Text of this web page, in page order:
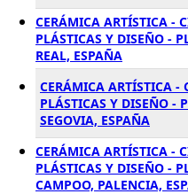
CERÁMICA ARTÍSTICA -
PLÁSTICAS Y DISEÑO -
REAL, ESPAÑA
CERÁMICA ARTÍSTICA -
PLÁSTICAS Y DISEÑO -
SEGOVIA, ESPAÑA
CERÁMICA ARTÍSTICA -
PLÁSTICAS Y DISEÑO -
CAMPOO, PALENCIA,